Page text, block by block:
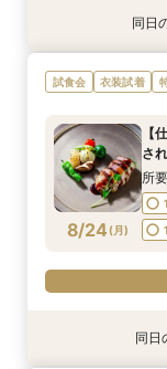
8/23(日)
【
挙
8/23(日)
【
予
8/23(日)
【
♪
衣装試着
8/23(日)
【
け
衣装試着
8/23(日)
【
ま
8/23(日)
【
会
8/23(日)
【
幻
8/23(日)
短
ル
衣装試着
8/23(日)
【
ミ
8/23(日)
【8
食&
同日
試食会 衣装試着
8/24 (月)
【
さ
所
衣装試着
衣装試着
衣装試着同日